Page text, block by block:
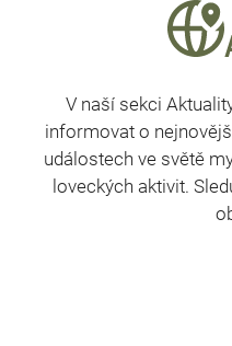
V naší sekci
informovat o
událostech ve světě
loveckých aktivit.